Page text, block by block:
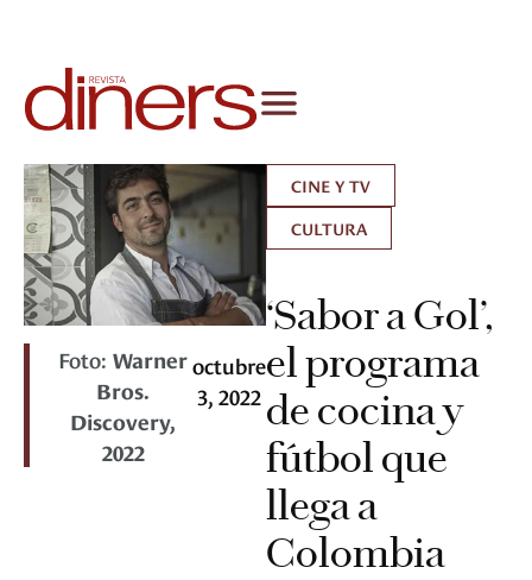
Foto: Warner
Bros.
Discovery,
2022
octubre
3, 2022
CINE Y TV
CULTURA
‘Sabor a Gol’,
el programa
de cocina y
fútbol que
llega a
Colombia